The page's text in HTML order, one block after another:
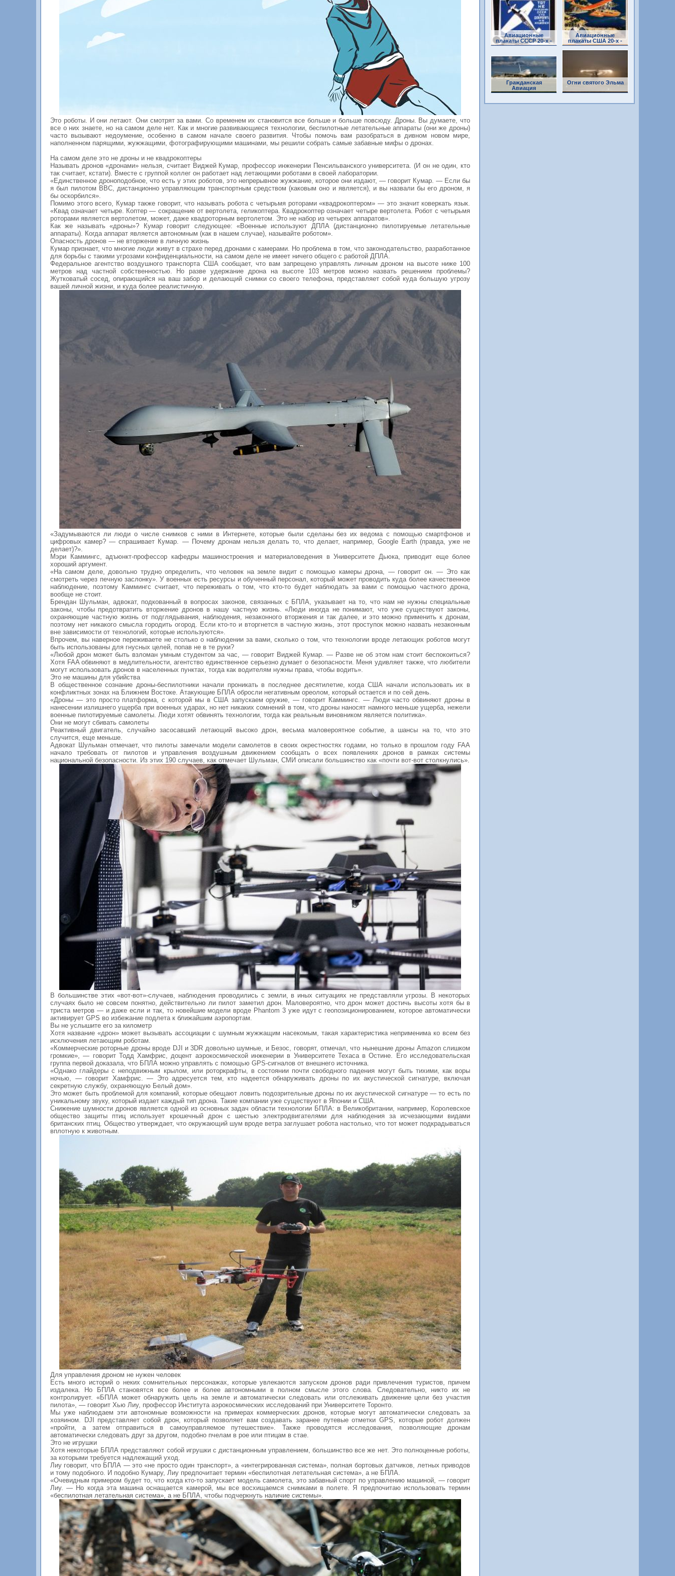
Это роботы. И они летают. Они смотрят за вами. Со временем их становится все больше и больше повсюду. Дроны. Вы думаете, что
все о них знаете, но на самом деле нет. Как и многие развивающиеся технологии, беспилотные летательные аппараты (они же дроны)
часто вызывают недоумение, особенно в самом начале своего развития. Чтобы помочь вам разобраться в дивном новом мире,
наполненном парящими, жужжащими, фотографирующими машинами, мы решили собрать самые забавные мифы о дронах.
На самом деле это не дроны и не квадрокоптеры
Называть дронов «дронами» нельзя, считает Виджей Кумар, профессор инженерии Пенсильванского университета. (И он не один, кто
так считает, кстати). Вместе с группой коллег он работает над летающими роботами в своей лаборатории.
«Единственное дроноподобное, что есть у этих роботов, это непрерывное жужжание, которое они издают, — говорит Кумар. — Если бы
я был пилотом ВВС, дистанционно управляющим транспортным средством (каковым оно и является), и вы назвали бы его дроном, я
бы оскорбился».
Помимо этого всего, Кумар также говорит, что называть робота с четырьмя роторами «квадрокоптером» — это значит коверкать язык.
«Квад означает четыре. Коптер — сокращение от вертолета, геликоптера. Квадрокоптер означает четыре вертолета. Робот с четырьмя
роторами является вертолетом, может, даже квадроторным вертолетом. Это не набор из четырех аппаратов».
Как же называть «дроны»? Кумар говорит следующее: «Военные используют ДПЛА (дистанционно пилотируемые летательные
аппараты). Когда аппарат является автономным (как в нашем случае), называйте роботом».
Опасность дронов — не вторжение в личную жизнь
Кумар признает, что многие люди живут в страхе перед дронами с камерами. Но проблема в том, что законодательство, разработанное
для борьбы с такими угрозами конфиденциальности, на самом деле не имеет ничего общего с работой ДПЛА.
Федеральное агентство воздушного транспорта США сообщает, что вам запрещено управлять личным дроном на высоте ниже 100
метров над частной собственностью. Но разве удержание дрона на высоте 103 метров можно назвать решением проблемы?
Жутковатый сосед, опирающийся на ваш забор и делающий снимки со своего телефона, представляет собой куда большую угрозу
вашей личной жизни, и куда более реалистичную.
«Задумываются ли люди о числе снимков с ними в Интернете, которые были сделаны без их ведома с помощью смартфонов и
цифровых камер? — спрашивает Кумар. — Почему дронам нельзя делать то, что делает, например, Google Earth (правда, уже не
делает)?».
Мэри Каммингс, адъюнкт-профессор кафедры машиностроения и материаловедения в Университете Дьюка, приводит еще более
хороший аргумент.
«На самом деле, довольно трудно определить, что человек на земле видит с помощью камеры дрона, — говорит он. — Это как
смотреть через печную заслонку». У военных есть ресурсы и обученный персонал, который может проводить куда более качественное
наблюдение, поэтому Каммингс считает, что переживать о том, что кто-то будет наблюдать за вами с помощью частного дрона,
вообще не стоит.
Брендан Шульман, адвокат, подкованный в вопросах законов, связанных с БПЛА, указывает на то, что нам не нужны специальные
законы, чтобы предотвратить вторжение дронов в нашу частную жизнь. «Люди иногда не понимают, что уже существуют законы,
охраняющие частную жизнь от подглядывания, наблюдения, незаконного вторжения и так далее, и это можно применить к дронам,
поэтому нет никакого смысла городить огород. Если кто-то и вторгнется в частную жизнь, этот проступок можно назвать незаконным
вне зависимости от технологий, которые используются».
Впрочем, вы наверное переживаете не столько о наблюдении за вами, сколько о том, что технологии вроде летающих роботов могут
быть использованы для гнусных целей, попав не в те руки?
«Любой дрон может быть взломан умным студентом за час, — говорит Виджей Кумар. — Разве не об этом нам стоит беспокоиться?
Хотя FAA обвиняют в медлительности, агентство единственное серьезно думает о безопасности. Меня удивляет также, что любители
могут использовать дронов в населенных пунктах, тогда как водителям нужны права, чтобы водить».
Это не машины для убийства
В общественное сознание дроны-беспилотники начали проникать в последнее десятилетие, когда США начали использовать их в
конфликтных зонах на Ближнем Востоке. Атакующие БПЛА обросли негативным ореолом, который остается и по сей день.
«Дроны — это просто платформа, с которой мы в США запускаем оружие, — говорит Каммингс. — Люди часто обвиняют дроны в
нанесении излишнего ущерба при военных ударах, но нет никаких сомнений в том, что дроны наносят намного меньше ущерба, нежели
военные пилотируемые самолеты. Люди хотят обвинять технологии, тогда как реальным виновником является политика».
Они не могут сбивать самолеты
Реактивный двигатель, случайно засосавший летающий высоко дрон, весьма маловероятное событие, а шансы на то, что это
случится, еще меньше.
Адвокат Шульман отмечает, что пилоты замечали модели самолетов в своих окрестностях годами, но только в прошлом году FAA
начало требовать от пилотов и управления воздушным движением сообщать о всех появлениях дронов в рамках системы
национальной безопасности. Из этих 190 случаев, как отмечает Шульман, СМИ описали большинство как «почти вот-вот столкнулись».
В большинстве этих «вот-вот»-случаев, наблюдения проводились с земли, в иных ситуациях не представляли угрозы. В некоторых
случаях было не совсем понятно, действительно ли пилот заметил дрон. Маловероятно, что дрон может достичь высоты хотя бы в
триста метров — и даже если и так, то новейшие модели вроде Phantom 3 уже идут с геопозиционированием, которое автоматически
активирует GPS во избежание подлета к ближайшим аэропортам.
Вы не услышите его за километр
Хотя название «дрон» может вызывать ассоциации с шумным жужжащим насекомым, такая характеристика неприменима ко всем без
исключения летающим роботам.
«Коммерческие роторные дроны вроде DJI и 3DR довольно шумные, и Безос, говорят, отмечал, что нынешние дроны Amazon слишком
громкие», — говорит Тодд Хамфрис, доцент аэрокосмической инженерии в Университете Техаса в Остине. Его исследовательская
группа первой доказала, что БПЛА можно управлять с помощью GPS-сигналов от внешнего источника.
«Однако глайдеры с неподвижным крылом, или роторкрафты, в состоянии почти свободного падения могут быть тихими, как воры
ночью, — говорит Хамфрис. — Это адресуется тем, кто надеется обнаруживать дроны по их акустической сигнатуре, включая
секретную службу, охраняющую Белый дом».
Это может быть проблемой для компаний, которые обещают ловить подозрительные дроны по их акустической сигнатуре — то есть по
уникальному звуку, который издает каждый тип дрона. Такие компании уже существуют в Японии и США.
Снижение шумности дронов является одной из основных задач области технологии БПЛА: в Великобритании, например, Королевское
общество защиты птиц использует крошечный дрон с шестью электродвигателями для наблюдения за исчезающими видами
британских птиц. Общество утверждает, что окружающий шум вроде ветра заглушает робота настолько, что тот может подкрадываться
вплотную к животным.
Для управления дроном не нужен человек
Есть много историй о неких сомнительных персонажах, которые увлекаются запуском дронов ради привлечения туристов, причем
издалека. Но БПЛА становятся все более и более автономными в полном смысле этого слова. Следовательно, никто их не
контролирует. «БПЛА может обнаружить цель на земле и автоматически следовать или отслеживать движение цели без участия
пилота», — говорит Хью Лиу, профессор Института аэрокосмических исследований при Университете Торонто.
Мы уже наблюдаем эти автономные возможности на примерах коммерческих дронов, которые могут автоматически следовать за
хозяином. DJI представляет собой дрон, который позволяет вам создавать заранее путевые отметки GPS, которые робот должен
«пройти, а затем отправиться в самоуправляемое путешествие». Также проводятся исследования, позволяющие дронам
автоматически следовать друг за другом, подобно пчелам в рое или птицам в стае.
Это не игрушки
Хотя некоторые БПЛА представляют собой игрушки с дистанционным управлением, большинство все же нет. Это полноценные роботы,
за которыми требуется надлежащий уход.
Лиу говорит, что БПЛА — это «не просто один транспорт», а «интегрированная система», полная бортовых датчиков, летных приводов
и тому подобного. И подобно Кумару, Лиу предпочитает термин «беспилотная летательная система», а не БПЛА.
«Очевидным примером будет то, что когда кто-то запускает модель самолета, это забавный спорт по управлению машиной, — говорит
Лиу. — Но когда эта машина оснащается камерой, мы все восхищаемся снимками в полете. Я предпочитаю использовать термин
«беспилотная летательная система», а не БПЛА, чтобы подчеркнуть наличие системы».
Авиационные
плакаты СССР 20-х -
30-х годов
Авиационные
плакаты США 20-х -
30-х годов
Гражданская
Авиация
Огни святого Эльма